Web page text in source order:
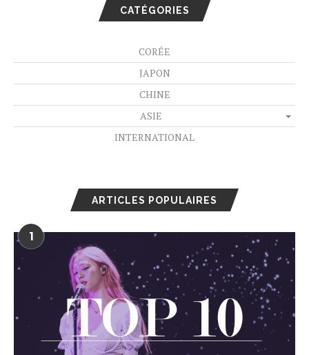
CATÉGORIES
CORÉE
JAPON
CHINE
ASIE
INTERNATIONAL
ARTICLES POPULAIRES
1